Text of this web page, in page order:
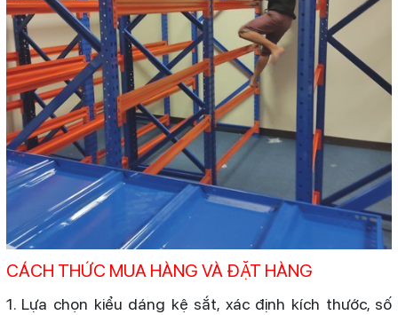
CÁCH THỨC MUA HÀNG VÀ ĐẶT HÀNG
1. Lựa chọn kiểu dáng kệ sắt, xác định kích thước, số